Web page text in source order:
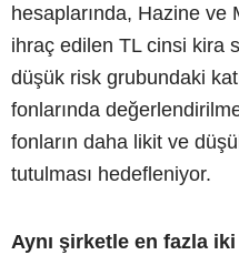
hesaplarında, Hazine ve
ihraç edilen TL cinsi kira
düşük risk grubundaki
fonlarında
fonların daha likit ve
tutulması hedefleniyor.
Aynı şirketle en fazla